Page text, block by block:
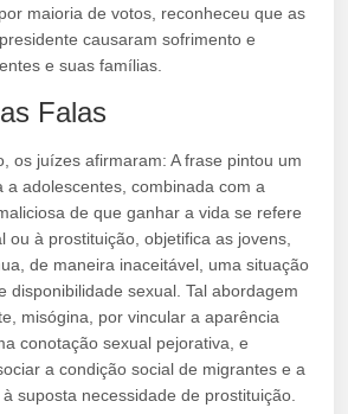
maioria de votos, reconheceu que as
causaram sofrimento e
e suas famílias.
Falas
os juízes afirmaram: A frase pintou um
a adolescentes, combinada com a
de que ganhar a vida se refere
ou à prostituição, objetifica as jovens,
de maneira inaceitável, uma situação
disponibilidade sexual. Tal abordagem
misógina, por vincular a aparência
conotação sexual pejorativa, e
a condição social de migrantes e a
suposta necessidade de prostituição.